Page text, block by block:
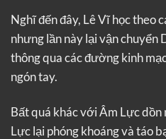
Nghĩ đến đây, Lê Vĩ học theo
nhưng lần này lại vận chuyển
thông qua các đường kinh
ngón tay.
Bất quá khác với Âm Lực
Lực lại phóng khoáng và táo